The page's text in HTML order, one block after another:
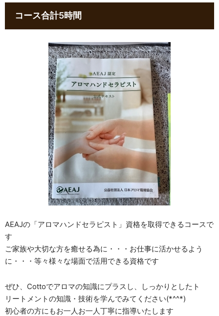
​コース合計5時間
AEAJの「アロマハンドセラピスト」資格を取得できるコースで
す
ご家族や大切な方を癒せる為に・・・お仕事に活かせるよう
に・・・等々様々な場面で活用できる資格です
ぜひ、Cottoでアロマの知識にプラスし、しっかりとしたト
リートメントの知識・技術を学んでみてください(*^^*)
初心者の方にもお一人お一人丁寧に指導いたします